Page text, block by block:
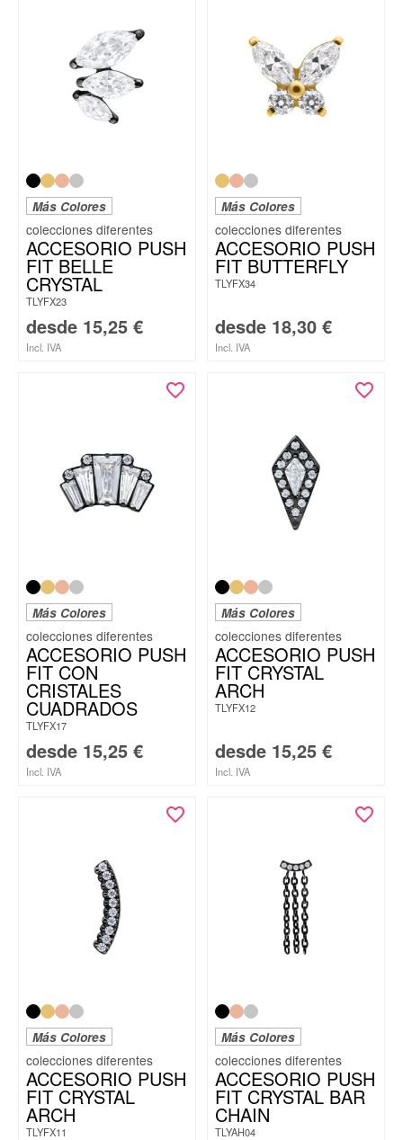
Más Colores
ACCESORIO PUSH
FIT BELLE
CRYSTAL
TLYFX23
desde 15,25 €
Incl. IVA
Más Colores
ACCESORIO PUSH
FIT BUTTERFLY
TLYFX34
desde 18,30 €
Incl. IVA
Más Colores
ACCESORIO PUSH
FIT CON
CRISTALES
CUADRADOS
TLYFX17
desde 15,25 €
Incl. IVA
Más Colores
ACCESORIO PUSH
FIT CRYSTAL
ARCH
TLYFX12
desde 15,25 €
Incl. IVA
Más Colores
ACCESORIO PUSH
FIT CRYSTAL
ARCH
TLYFX11
Más Colores
ACCESORIO PUSH
FIT CRYSTAL BAR
CHAIN
TLYAH04